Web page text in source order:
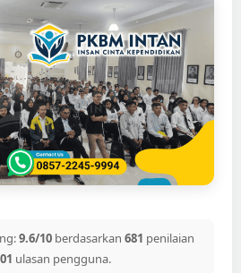
9.6/10 berdasarkan 681 penilaian
ulasan pengguna.